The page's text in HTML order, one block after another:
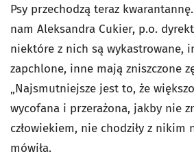
Psy przechodzą teraz
nam Aleksandra Cukier, p.o.
niektóre z nich są wykastrowane,
zapchlone, inne mają zniszczone
„Najsmutniejsze jest to, że
wycofana i przerażona, jakby nie
człowiekiem, nie chodziły z nikim
mówiła.